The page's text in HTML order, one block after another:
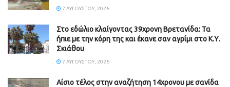
7 ΑΥΓΟΎΣΤΟΥ, 2026
Στο εδώλιο κλαίγοντας 39χρονη Βρετανίδα: Τα
ήπιε με την κόρη της και έκανε σαν αγρίμι στο Κ.Υ.
Σκιάθου
7 ΑΥΓΟΎΣΤΟΥ, 2026
Αίσιο τέλος στην αναζήτηση 14χρονου με σανίδα